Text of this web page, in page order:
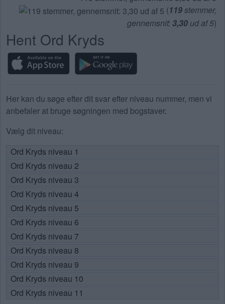
(119stemmer,
gennemsnit:3,30 ud af 5)
Hent Ord Kryds
Her kan du søge efter dit svar efter niveau nummer, men vi
anbefaler at bruge søgningen med bogstaver.
Vælg dit niveau:
Ord Kryds niveau 1
Ord Kryds niveau 2
Ord Kryds niveau 3
Ord Kryds niveau 4
Ord Kryds niveau 5
Ord Kryds niveau 6
Ord Kryds niveau 7
Ord Kryds niveau 8
Ord Kryds niveau 9
Ord Kryds niveau 10
Ord Kryds niveau 11